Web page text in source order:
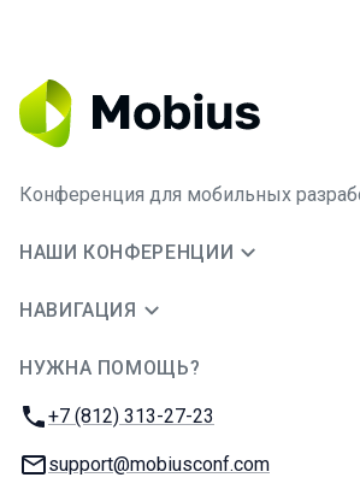
Конференция для мобильных
НАШИ КОНФЕРЕНЦИИ
НАВИГАЦИЯ
НУЖНА ПОМОЩЬ?
Телефон:
+7 (812) 313-27-23
E-mail:
support@mobiusconf.com